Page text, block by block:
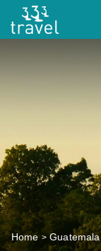
Home Guatemala